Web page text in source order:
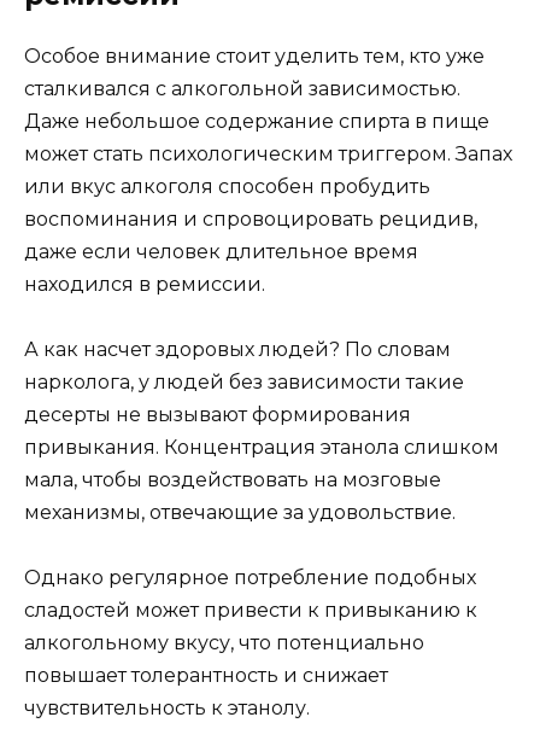
Особое внимание стоит уделить тем, кто уже
сталкивался с алкогольной зависимостью.
Даже небольшое содержание спирта в пище
может стать психологическим триггером. Запах
или вкус алкоголя способен пробудить
воспоминания и спровоцировать рецидив,
даже если человек длительное время
находился в ремиссии.
А как насчет здоровых людей? По словам
нарколога, у людей без зависимости такие
десерты не вызывают формирования
привыкания. Концентрация этанола слишком
мала, чтобы воздействовать на мозговые
механизмы, отвечающие за удовольствие.
Однако регулярное потребление подобных
сладостей может привести к привыканию к
алкогольному вкусу, что потенциально
повышает толерантность и снижает
чувствительность к этанолу.